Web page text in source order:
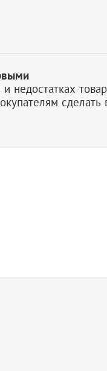
недостатках
сделать